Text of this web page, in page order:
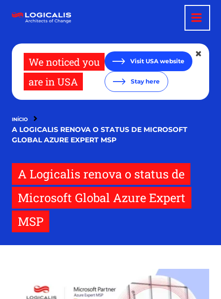
para
We noticed you
are in USA
Visit USA website
Stay here
INÍCIO
A LOGICALIS RENOVA O STATUS DE MICROSOFT
GLOBAL AZURE EXPERT MSP
A Logicalis renova o status de
Microsoft Global Azure Expert
MSP